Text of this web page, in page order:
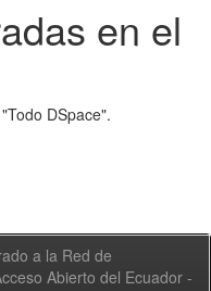
en el
DSpace".
a la Red de
Abierto del Ecuador -